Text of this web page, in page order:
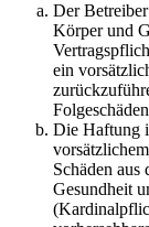
Der
Körper und
ein
Die Haftung
Schäden
Gesundheit